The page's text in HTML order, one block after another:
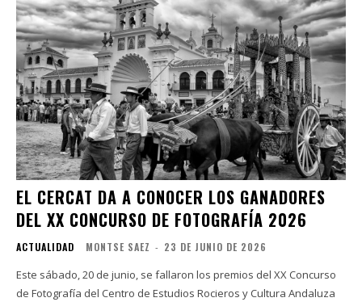
EL CERCAT DA A CONOCER LOS GANADORES
DEL XX CONCURSO DE FOTOGRAFÍA 2026
ACTUALIDAD MONTSE SAEZ - 23 DE JUNIO DE 2026
Este sábado, 20 de junio, se fallaron los premios del XX Concurso
de Fotografía del Centro de Estudios Rocieros y Cultura Andaluza